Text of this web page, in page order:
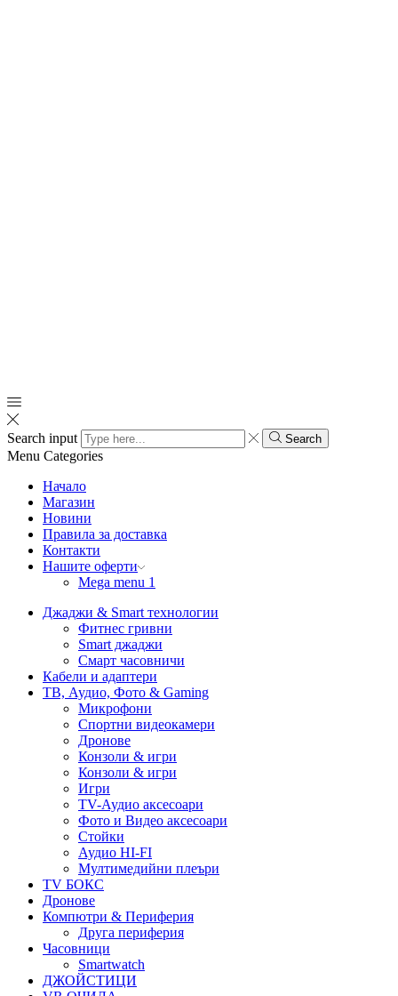
Search input Search
Menu Categories
Начало
Магазин
Новини
Правила за доставка
Контакти
Нашите оферти
Mega menu 1
Джаджи & Smart технологии
Фитнес гривни
Smart джаджи
Смарт часовничи
Кабели и адаптери
ТВ, Аудио, Фото & Gaming
Микрофони
Спортни видеокамери
Дронове
Конзоли & игри
Конзоли & игри
Игри
TV-Аудио аксесоари
Фото и Видео аксесоари
Стойки
Аудио HI-FI
Мултимедийни плеъри
TV БОКС
Дронове
Компютри & Периферия
Друга периферия
Часовници
Smartwatch
ДЖОЙСТИЦИ